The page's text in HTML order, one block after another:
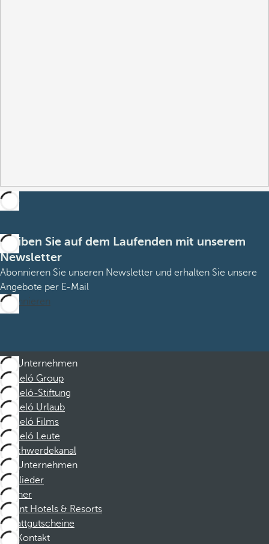
Bleiben Sie auf dem Laufenden mit unserem
Newsletter
Abonnieren Sie unseren Newsletter und erhalten Sie unsere
Angebote per E-Mail
Abonnieren
Unternehmen
Barceló Group
Barceló-Stiftung
Barceló Urlaub
Barceló Films
Barceló Leute
Beschwerdekanal
Unternehmen
Mitglieder
Partner
Dorint Hotels & Resorts
Rabattgutscheine
Kontakt